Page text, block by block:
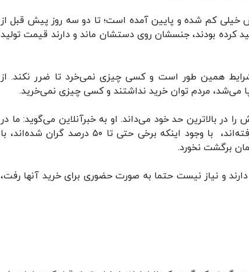
خیلی کم شده و پایین آمده است؛ تا دو سه روز پیش قبل از
کرده بودند، جنسشان روی دستشان ماند و دارند قیمت تولید
شرایط همین طور است و کسی چیزی نمی‌خرد تا ضرر نکند. از
می‌شد، مردم توان خرید نداشتند و کسی چیزی نمی‌خرید.
در بالاترین حد خود می‌داند. او به خبرآنلاین می‌گوید: ما در
حال حاضر حتی خیلی از اجناس را به این دلیل که فروش نرفته‌اند، با وجود اینکه برخی حتی تا ۵۰ درصد گران شده‌اند، با
برگشت نخورد.
و نیاز نیست حتما به صورت حضوری برای خرید آنها رفت،